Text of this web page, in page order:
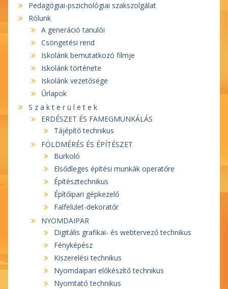
Pedagógiai-pszichológiai szakszolgálat
Rólunk
A generáció tanulói
Csöngetési rend
Iskolánk bemutatkozó filmje
Iskolánk története
Iskolánk vezetősége
Űrlapok
S z a k t e r ü l e t e k
ERDÉSZET ÉS FAMEGMUNKÁLÁS
Tájépítő technikus
FÖLDMÉRÉS ÉS ÉPÍTÉSZET
Burkoló
Elsődleges építési munkák operatőre
Építésztechnikus
Építőipari gépkezelő
Falfelület-dekoratőr
NYOMDAIPAR
Digitális grafikai- és webtervező technikus
Fényképész
Kiszerelési technikus
Nyomdaipari előkészítő technikus
Nyomtató technikus